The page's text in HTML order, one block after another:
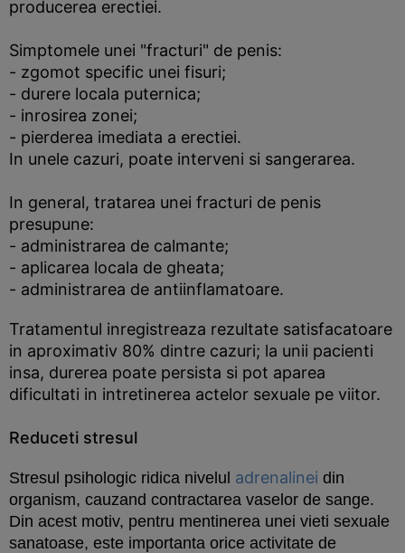
producerea erectiei.
Simptomele unei "fracturi" de penis:
- zgomot specific unei fisuri;
- durere locala puternica;
- inrosirea zonei;
- pierderea imediata a erectiei.
In unele cazuri, poate interveni si sangerarea.
In general, tratarea unei fracturi de penis
presupune:
- administrarea de calmante;
- aplicarea locala de gheata;
- administrarea de antiinflamatoare.
Tratamentul inregistreaza rezultate satisfacatoare
in aproximativ 80% dintre cazuri; la unii pacienti
insa, durerea poate persista si pot aparea
dificultati in intretinerea actelor sexuale pe viitor.
Reduceti stresul
Stresul psihologic ridica nivelul adrenalinei din
organism, cauzand contractarea vaselor de sange.
Din acest motiv, pentru mentinerea unei vieti sexuale
sanatoase, este importanta orice activitate de